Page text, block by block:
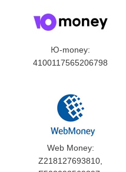
Ю-money:
4100117565206798
Web Money:
Z218127693810,